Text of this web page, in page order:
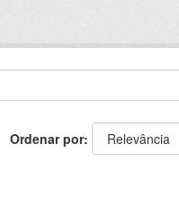
Ordenar por